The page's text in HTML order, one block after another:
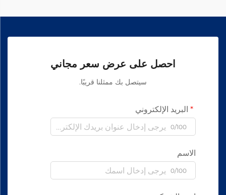
احصل على عرض سعر مجاني
سيتصل بك ممثلنا قريبًا.
البريد الإلكتروني
0/100
الاسم
0/100